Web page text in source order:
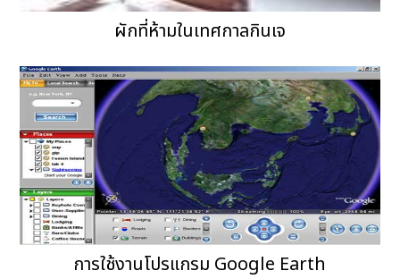
ผักที่ห้ามในเทศกาลกินเจ
การใช้งานโปรแกรม Google Earth